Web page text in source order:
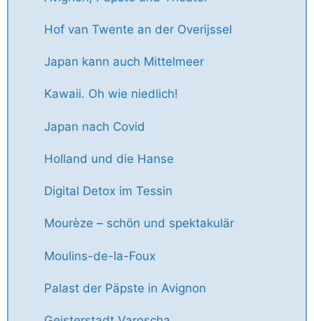
Hof van Twente an der Overijssel
Japan kann auch Mittelmeer
Kawaii. Oh wie niedlich!
Japan nach Covid
Holland und die Hanse
Digital Detox im Tessin
Mourèze – schön und spektakulär
Moulins-de-la-Foux
Palast der Päpste in Avignon